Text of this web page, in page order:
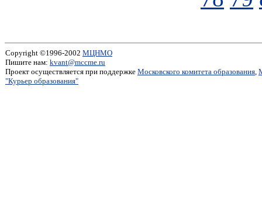
Copyright ©1996-2002 МЦНМО
Пишите нам: kvant@mccme.ru
Проект осуществляется при поддержке Московского комитета образования,
"Курьер образования"